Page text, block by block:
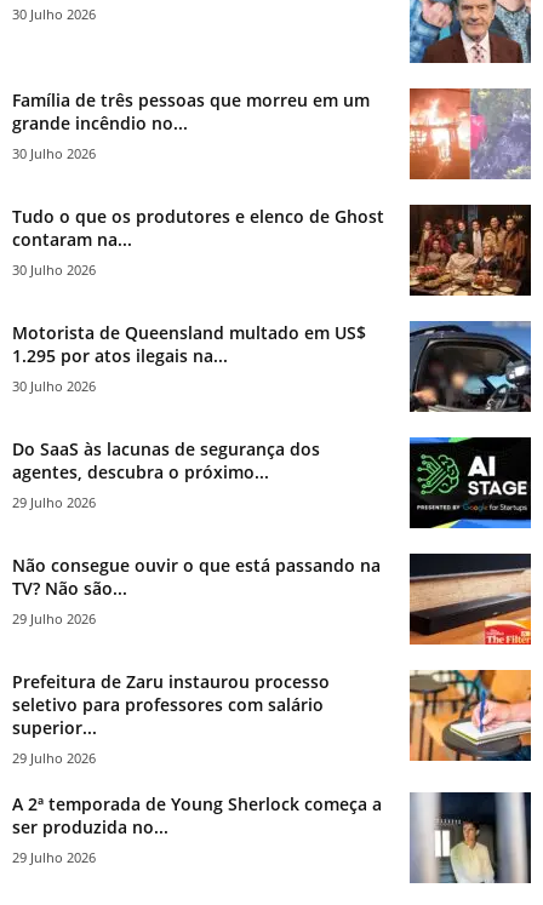
30 Julho 2026
Família de três pessoas que morreu em um
grande incêndio no...
30 Julho 2026
Tudo o que os produtores e elenco de Ghost
contaram na...
30 Julho 2026
Motorista de Queensland multado em US$
1.295 por atos ilegais na...
30 Julho 2026
Do SaaS às lacunas de segurança dos
agentes, descubra o próximo...
29 Julho 2026
Não consegue ouvir o que está passando na
TV? Não são...
29 Julho 2026
Prefeitura de Zaru instaurou processo
seletivo para professores com salário
superior...
29 Julho 2026
A 2ª temporada de Young Sherlock começa a
ser produzida no...
29 Julho 2026